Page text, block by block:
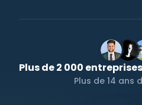
Contactez-
Plus de 2 000
Plus de 14 ans